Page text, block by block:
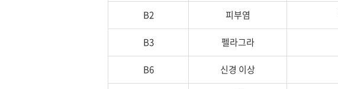
B2 피부염
B3 펠라그라
B6 신경 이상